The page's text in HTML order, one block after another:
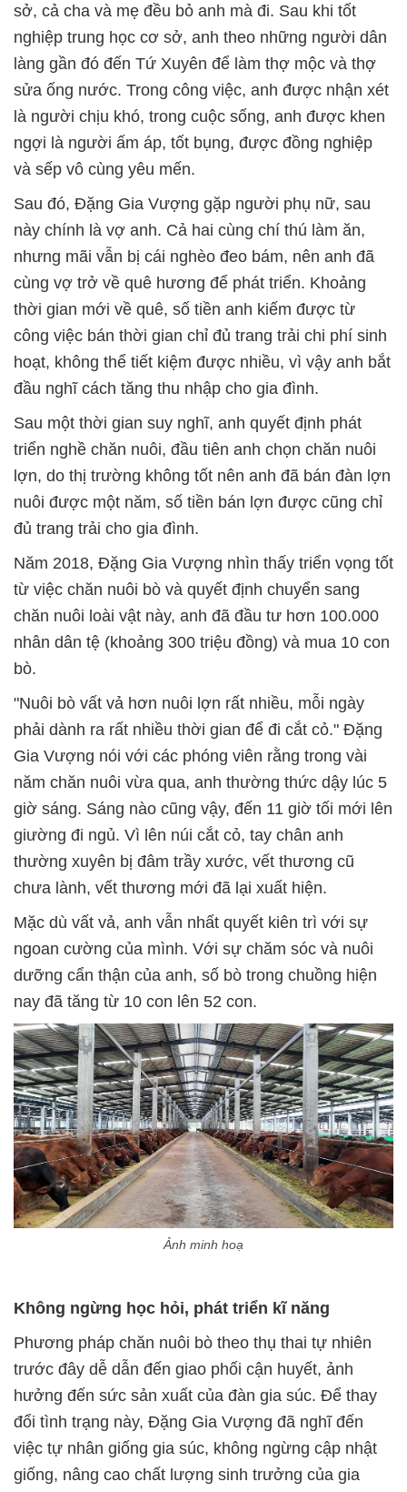
sở, cả cha và mẹ đều bỏ anh mà đi. Sau khi tốt
nghiệp trung học cơ sở, anh theo những người dân
làng gần đó đến Tứ Xuyên để làm thợ mộc và thợ
sửa ống nước. Trong công việc, anh được nhận xét
là người chịu khó, trong cuộc sống, anh được khen
ngợi là người ấm áp, tốt bụng, được đồng nghiệp
và sếp vô cùng yêu mến.
Sau đó, Đặng Gia Vượng gặp người phụ nữ, sau
này chính là vợ anh. Cả hai cùng chí thú làm ăn,
nhưng mãi vẫn bị cái nghèo đeo bám, nên anh đã
cùng vợ trở về quê hương để phát triển. Khoảng
thời gian mới về quê, số tiền anh kiếm được từ
công việc bán thời gian chỉ đủ trang trải chi phí sinh
hoạt, không thể tiết kiệm được nhiều, vì vậy anh bắt
đầu nghĩ cách tăng thu nhập cho gia đình.
Sau một thời gian suy nghĩ, anh quyết định phát
triển nghề chăn nuôi, đầu tiên anh chọn chăn nuôi
lợn, do thị trường không tốt nên anh đã bán đàn lợn
nuôi được một năm, số tiền bán lợn được cũng chỉ
đủ trang trải cho gia đình.
Năm 2018, Đặng Gia Vượng nhìn thấy triển vọng tốt
từ việc chăn nuôi bò và quyết định chuyển sang
chăn nuôi loài vật này, anh đã đầu tư hơn 100.000
nhân dân tệ (khoảng 300 triệu đồng) và mua 10 con
bò.
"Nuôi bò vất vả hơn nuôi lợn rất nhiều, mỗi ngày
phải dành ra rất nhiều thời gian để đi cắt cỏ." Đặng
Gia Vượng nói với các phóng viên rằng trong vài
năm chăn nuôi vừa qua, anh thường thức dậy lúc 5
giờ sáng. Sáng nào cũng vậy, đến 11 giờ tối mới lên
giường đi ngủ. Vì lên núi cắt cỏ, tay chân anh
thường xuyên bị đâm trầy xước, vết thương cũ
chưa lành, vết thương mới đã lại xuất hiện.
Mặc dù vất vả, anh vẫn nhất quyết kiên trì với sự
ngoan cường của mình. Với sự chăm sóc và nuôi
dưỡng cẩn thận của anh, số bò trong chuồng hiện
nay đã tăng từ 10 con lên 52 con.
Ảnh minh hoạ
Không ngừng học hỏi, phát triển kĩ năng
Phương pháp chăn nuôi bò theo thụ thai tự nhiên
trước đây dễ dẫn đến giao phối cận huyết, ảnh
hưởng đến sức sản xuất của đàn gia súc. Để thay
đổi tình trạng này, Đặng Gia Vượng đã nghĩ đến
việc tự nhân giống gia súc, không ngừng cập nhật
giống, nâng cao chất lượng sinh trưởng của gia